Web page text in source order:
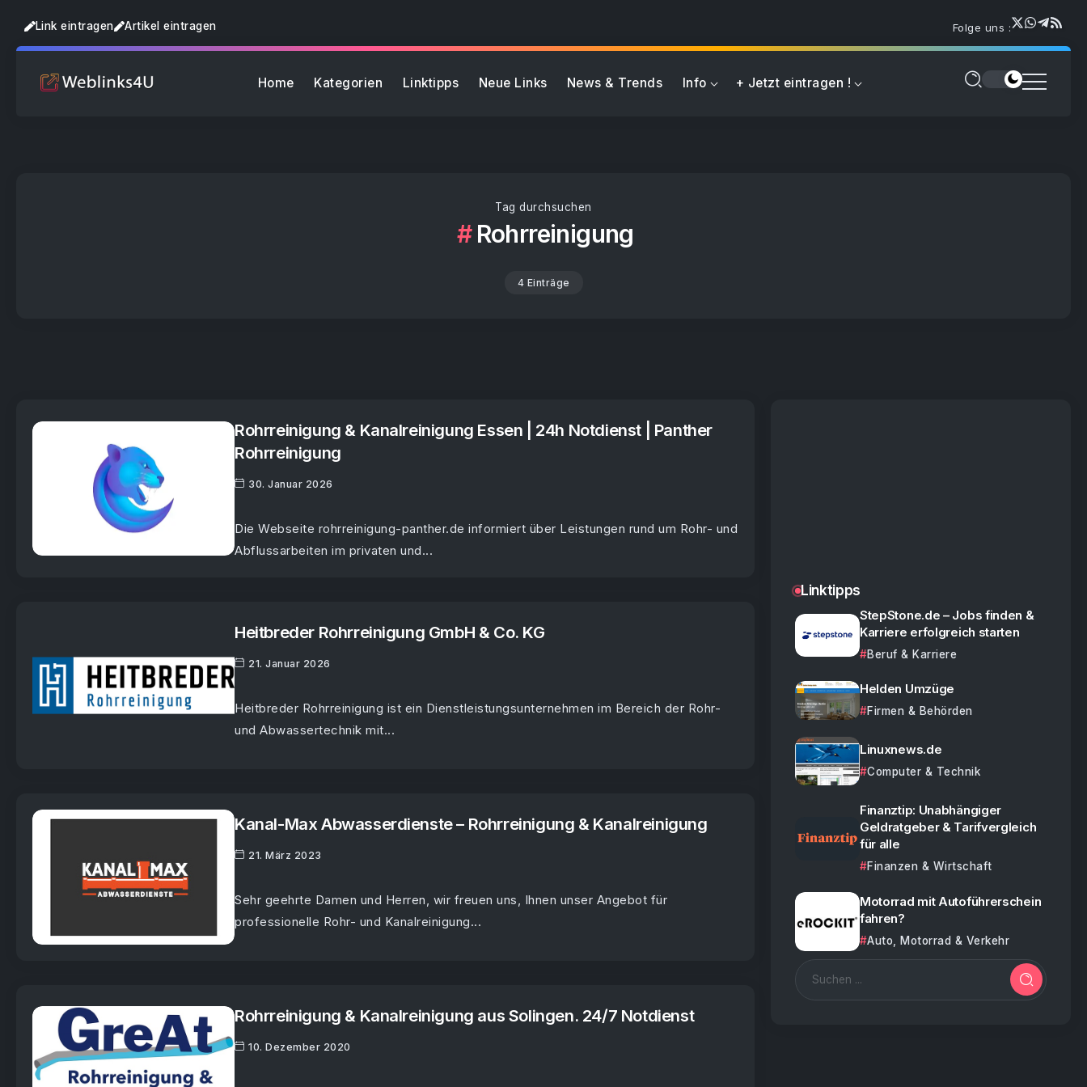
Link eintragen Artikel eintragen Folge uns :
Home Kategorien Linktipps Neue Links News & Trends Info + Jetzt eintragen !
Tag durchsuchen
Rohrreinigung
4 Einträge
Rohrreinigung & Kanalreinigung Essen | 24h Notdienst | Panther
Rohrreinigung
30. Januar 2026
Die Webseite rohrreinigung-panther.de informiert über Leistungen rund um Rohr- und
Abflussarbeiten im privaten und...
Heitbreder Rohrreinigung GmbH & Co. KG
21. Januar 2026
Heitbreder Rohrreinigung ist ein Dienstleistungsunternehmen im Bereich der Rohr-
und Abwassertechnik mit...
Kanal-Max Abwasserdienste – Rohrreinigung & Kanalreinigung
21. März 2023
Sehr geehrte Damen und Herren, wir freuen uns, Ihnen unser Angebot für
professionelle Rohr- und Kanalreinigung...
Rohrreinigung & Kanalreinigung aus Solingen. 24/7 Notdienst
10. Dezember 2020
Linktipps
StepStone.de – Jobs finden &
Karriere erfolgreich starten
Beruf & Karriere
Helden Umzüge
Firmen & Behörden
Linuxnews.de
Computer & Technik
Finanztip: Unabhängiger
Geldratgeber & Tarifvergleich
für alle
Finanzen & Wirtschaft
Motorrad mit Autoführerschein
fahren?
Auto, Motorrad & Verkehr